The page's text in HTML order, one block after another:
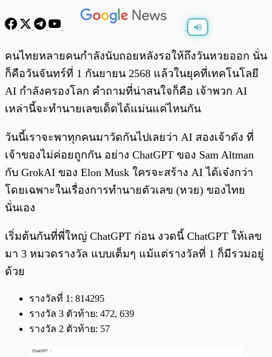
คนไทยหลายคนกำลังนับถอยหลังรอให้ถึงวันหวยออก นั่น
ก็คือวันจันทร์ที่ 1 กันยายน 2568 แล้วในยุคที่เทคโนโลยี
AI กำลังครองโลก คำถามที่น่าสนใจก็คือ เจ้าพวก AI
เหล่านี้จะทำนายเลขเด็ดได้แม่นแค่ไหนกัน
วันนี้เราจะพาทุกคนมาวัดกันไปเลยว่า AI สองเจ้าดัง ที่
เจ้าของไม่ค่อยถูกกัน อย่าง ChatGPT ของ Sam Altman
กับ GrokAI ของ Elon Musk ใครจะสร้าง AI ได้เจ๋งกว่า
โดยเฉพาะในเรื่องการทำนายตัวเลข (หวย) ของไทย
นั่นเอง
เริ่มต้นกันที่พี่ใหญ่ ChatGPT ก่อน งวดนี้ ChatGPT ให้เลข
มา 3 หมวดรางวัล แบบเต็มๆ แม้แต่รางวัลที่ 1 ก็มีรวมอยู่
ด้วย
รางวัลที่ 1: 814295
รางวัล 3 ตัวท้าย: 472, 639
รางวัล 2 ตัวท้าย: 57